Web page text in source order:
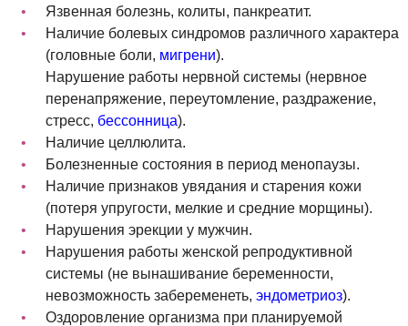
Язвенная болезнь, колиты, панкреатит.
Наличие болевых синдромов различного характера
(головные боли, мигрени).
Нарушение работы нервной системы (нервное
перенапряжение, переутомление, раздражение,
стресс, бессонница).
Наличие целлюлита.
Болезненные состояния в период менопаузы.
Наличие признаков увядания и старения кожи
(потеря упругости, мелкие и средние морщины).
Нарушения эрекции у мужчин.
Нарушения работы женской репродуктивной
системы (не вынашивание беременности,
невозможность забеременеть, эндометриоз).
Оздоровление организма при планируемой